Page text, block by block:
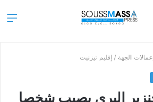
الجهة / إقليم تيزنيت
البري يصيب شخصا